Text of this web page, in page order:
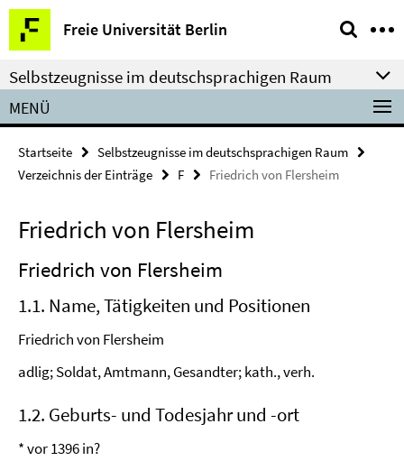
Springe
direkt
zu
Inhalt
Freie Universität Berlin
Service-
Navigation
Selbstzeugnisse im deutschsprachigen Raum
MENÜ
Startseite
Selbstzeugnisse im deutschsprachigen Raum
Verzeichnis der Einträge
F Friedrich von Flersheim
Friedrich von Flersheim
Friedrich von Flersheim
1.1. Name, Tätigkeiten und Positionen
Friedrich von Flersheim
adlig; Soldat, Amtmann, Gesandter; kath., verh.
1.2. Geburts- und Todesjahr und -ort
* vor 1396 in?